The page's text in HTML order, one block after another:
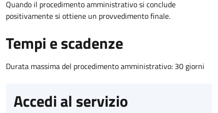
Quando il procedimento amministrativo si conclude
positivamente si ottiene un provvedimento finale.
Tempi e scadenze
Durata massima del procedimento amministrativo: 30 giorni
Accedi al servizio